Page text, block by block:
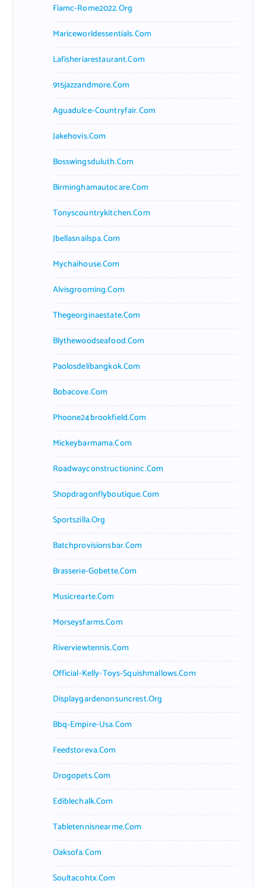
Fiamc-Rome2022.org
Mariceworldessentials.com
Lafisheriarestaurant.com
915jazzandmore.com
Aguadulce-Countryfair.com
Jakehovis.com
Bosswingsduluth.com
Birminghamautocare.com
Tonyscountrykitchen.com
Jbellasnailspa.com
Mychaihouse.com
Alvisgrooming.com
Thegeorginaestate.com
Blythewoodseafood.com
Paolosdelibangkok.com
Bobacove.com
Phoone24brookfield.com
Mickeybarmama.com
Roadwayconstructioninc.com
Shopdragonflyboutique.com
Sportszilla.org
Batchprovisionsbar.com
Brasserie-Gobette.com
Musicrearte.com
Morseysfarms.com
Riverviewtennis.com
Official-Kelly-Toys-Squishmallows.com
Displaygardenonsuncrest.org
Bbq-Empire-Usa.com
Feedstoreva.com
Drogopets.com
Ediblechalk.com
Tabletennisnearme.com
Oaksofa.com
Soultacohtx.com